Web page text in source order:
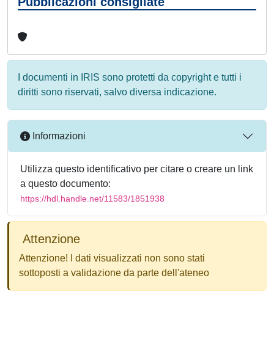
I documenti in IRIS sono protetti da copyright e tutti i
diritti sono riservati, salvo diversa indicazione.
Informazioni
Utilizza questo identificativo per citare o creare un link
a questo documento:
https://hdl.handle.net/11583/1851938
Attenzione
Attenzione! I dati visualizzati non sono stati
sottoposti a validazione da parte dell'ateneo